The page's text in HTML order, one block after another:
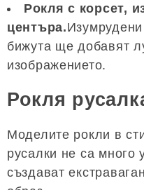
Рокля с корсет,
центъра.
бижута ще добавят
изображението.
Рокля
Моделите рокли в
русалки не са много
създават